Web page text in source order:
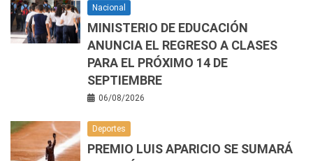
Nacional
MINISTERIO DE EDUCACIÓN
ANUNCIA EL REGRESO A CLASES
PARA EL PRÓXIMO 14 DE
SEPTIEMBRE
06/08/2026
Deportes
PREMIO LUIS APARICIO SE SUMARÁ